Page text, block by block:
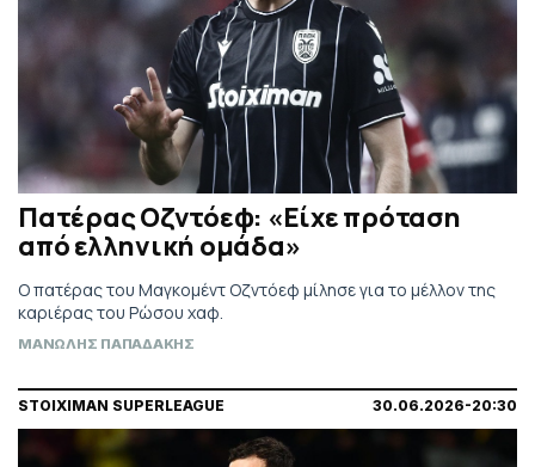
Πατέρας Οζντόεφ: «Είχε πρόταση
από ελληνική ομάδα»
Ο πατέρας του Μαγκομέντ Οζντόεφ μίλησε για το μέλλον της
καριέρας του Ρώσου χαφ.
ΜΑΝΩΛΗΣ ΠΑΠΑΔΑΚΗΣ
STOIXIMAN SUPERLEAGUE 30.06.2026-20:30